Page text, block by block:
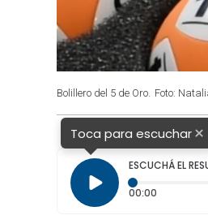
Bolillero del 5 de Oro. Foto:
Toca para escuchar×
ESCUCHÁ EL
00:00